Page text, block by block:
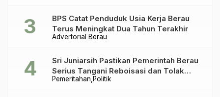
Advertorial Berau
BPS Catat Penduduk Usia Kerja Berau
Terus Meningkat Dua Tahun Terakhir
Pemeritahan Politik
Sri Juniarsih Pastikan Pemerintah Berau
Serius Tangani Reboisasi dan Tolak
Praktik Ilegal